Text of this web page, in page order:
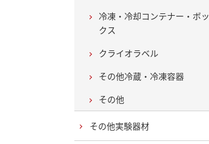
冷凍・冷却コンテナー・ボッ
クス
クライオラベル
その他冷蔵・冷凍容器
その他
その他実験器材